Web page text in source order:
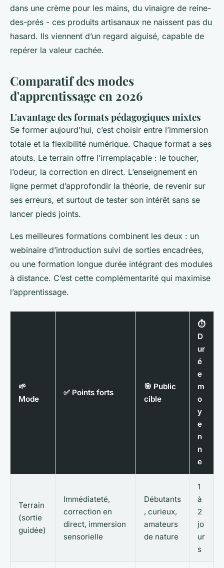
dans une crème pour les mains, du vinaigre de reine-
des-prés - ces produits artisanaux ne naissent pas du
hasard. Ils viennent d’un regard aiguisé, capable de
repérer la valeur cachée.
Comparatif des modes
d'apprentissage en 2026
L'avantage des formats pédagogiques mixtes
Se former aujourd’hui, c’est choisir entre l’immersion
totale et la flexibilité numérique. Chaque format a ses
atouts. Le terrain offre l’irremplaçable : le toucher,
l’odeur, la correction en direct. L’enseignement en
ligne permet d’approfondir la théorie, de revenir sur
ses erreurs, et surtout de tester son intérêt sans se
lancer pieds joints.
Les meilleures formations combinent les deux : un
webinaire d’introduction suivi de sorties encadrées,
ou une formation longue durée intégrant des modules
à distance. C’est cette complémentarité qui maximise
l’apprentissage.
🌱
Mode
✅ Points forts
🎯 Public
cible
⏱️
D
ur
é
e
m
o
y
e
n
n
e
Terrain
(sortie
guidée)
Immédiateté,
correction en
direct, immersion
sensorielle
Débutants
, curieux,
amateurs
de nature
1
à
2
jo
ur
s